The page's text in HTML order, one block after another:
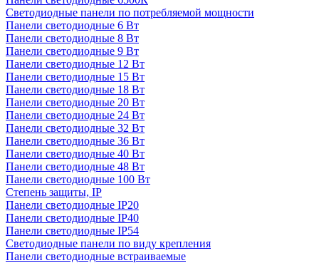
Светодиодные панели по потребляемой мощности
Панели светодиодные 6 Вт
Панели светодиодные 8 Вт
Панели светодиодные 9 Вт
Панели светодиодные 12 Вт
Панели светодиодные 15 Вт
Панели светодиодные 18 Вт
Панели светодиодные 20 Вт
Панели светодиодные 24 Вт
Панели светодиодные 32 Вт
Панели светодиодные 36 Вт
Панели светодиодные 40 Вт
Панели светодиодные 48 Вт
Панели светодиодные 100 Вт
Степень защиты, IP
Панели светодиодные IP20
Панели светодиодные IP40
Панели светодиодные IP54
Светодиодные панели по виду крепления
Панели светодиодные встраиваемые